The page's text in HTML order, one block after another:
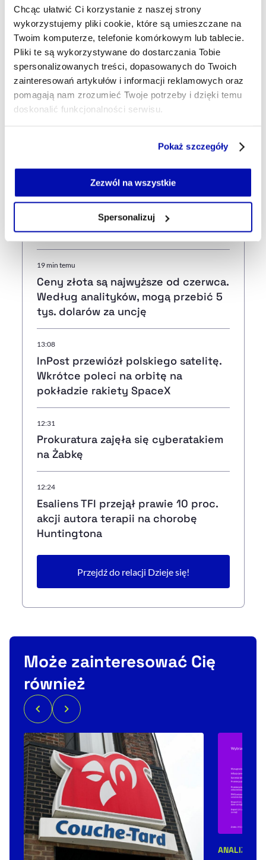
Chcąc ułatwić Ci korzystanie z naszej strony
wykorzystujemy pliki cookie, które są umieszczane na
Twoim komputerze, telefonie komórkowym lub tablecie.
Pliki te są wykorzystywane do dostarczania Tobie
spersonalizowanych treści, dopasowanych do Twoich
zainteresowań artykułów i informacji reklamowych oraz
pomagają nam zrozumieć Twoje potrzeby i dzięki temu
doskonalić funkcjonalności serwisu.
Jeżeli nie wyrażasz zgody na zapisywanie plików cookie,
możesz łatwo zarządzać swoimi uprawnieniami, np. we
własnej przeglądarce internetowej lub po wybraniu opcji
naszejPolityce Prywatności.
Pokaż szczegóły
Zezwól na wszystkie
Spersonalizuj
Litwa ostrzega przed rosyjskimi
prowokacjami. Możliwe
wykorzystanie ukraińskich dronów
19 min temu
Ceny złota są najwyższe od czerwca.
Według analityków, mogą przebić 5
tys. dolarów za uncję
13:08
InPost przewiózł polskiego satelitę.
Wkrótce poleci na orbitę na
pokładzie rakiety SpaceX
12:31
Prokuratura zajęła się cyberatakiem
na Żabkę
12:24
Esaliens TFI przejął prawie 10 proc.
akcji autora terapii na chorobę
Huntingtona
Przejdź do relacji Dzieje się!
Udostępnij Kopiuj link artykułu
Udostępnij na LinkedIn
Udostępnij na Twitterze
Udostępnij na
Udostępnij
Strona główna Na żywo
Polski instrument z pokładu
sondy IMAP "zadzwonił do domu"
Może zainteresować Cię
również
ANALIZY